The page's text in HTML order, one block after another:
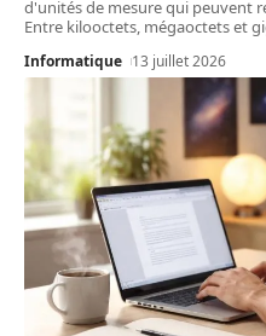
d'unités de mesure qui peuvent
Entre kilooctets, mégaoctets et
Informatique 13 juillet 2026